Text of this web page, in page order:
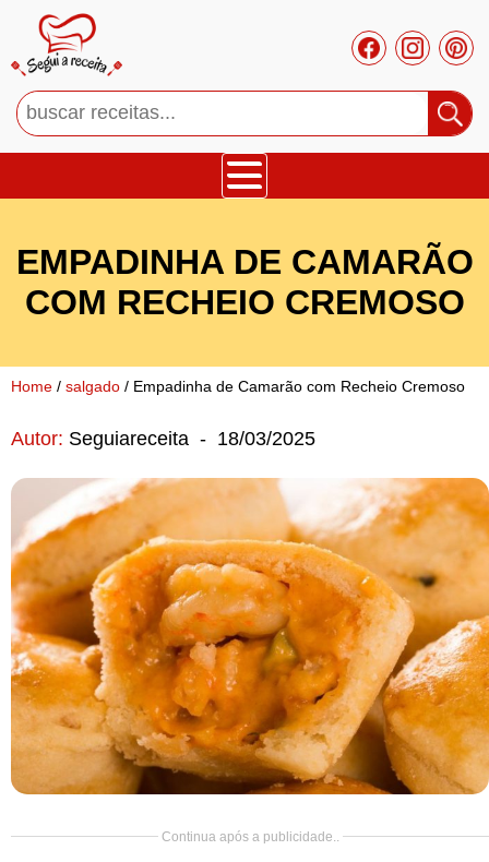
Cupcakes
Salgado
Doce
Pão
Salada
Almoço
Cocada
EMPADINHA DE CAMARÃO
COM RECHEIO CREMOSO
Home / salgado / Empadinha de Camarão com Recheio Cremoso
Autor: Seguiareceita - 18/03/2025
Continua após a publicidade..